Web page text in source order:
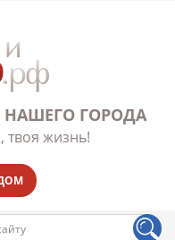
ГОРОДА
твоя жизнь!